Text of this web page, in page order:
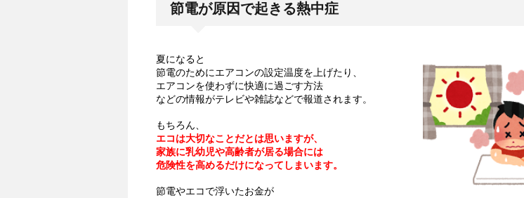
節電が原因で起きる熱中症
夏になると
節電のためにエアコンの設定温度を上げたり、
エアコンを使わずに快適に過ごす方法
などの情報がテレビや雑誌などで報道されます。
もちろん、
エコは大切なことだとは思いますが、
家族に乳幼児や高齢者が居る場合には
危険性を高めるだけになってしまいます。
節電やエコで浮いたお金が